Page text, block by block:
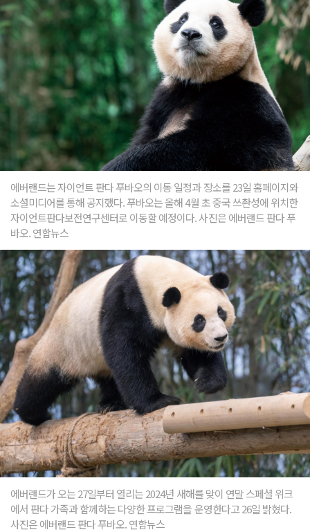
에버랜드는 자이언트 판다 푸바오의 이동 일정과 장소를 23일 홈페이지와
소셜미디어를 통해 공지했다. 푸바오는 올해 4월 초 중국 쓰촨성에 위치한
자이언트판다보전연구센터로 이동할 예정이다. 사진은 에버랜드 판다 푸
바오. 연합뉴스
에버랜드가 오는 27일부터 열리는 2024년 새해를 맞이 연말 스페셜 위크
에서 판다 가족과 함께하는 다양한 프로그램을 운영한다고 26일 밝혔다.
사진은 에버랜드 판다 푸바오. 연합뉴스